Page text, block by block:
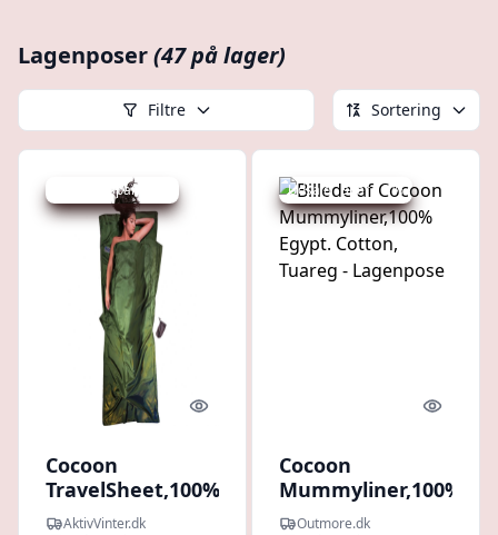
Lagenposer(47 på lager)
Filtre Sortering
Udsalg - spar 11 %
Quick look
Cocoon
TravelSheet,100%
Silk, Sovepose,
AktivVinter.dk
Udsalg - spar 16 %
Quick
Cocoon
Mummyliner,100%
Egypt. Cotton,
Outmore.dk